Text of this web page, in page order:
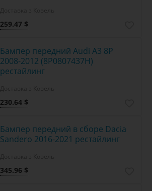
259.47 $
Бампер передний Audi A3 8P
2008-2012 (8P0807437H)
рестайлинг
230.64 $
Бампер передний в сборе Dacia
Sandero 2016-2021 рестайлинг
345.96 $